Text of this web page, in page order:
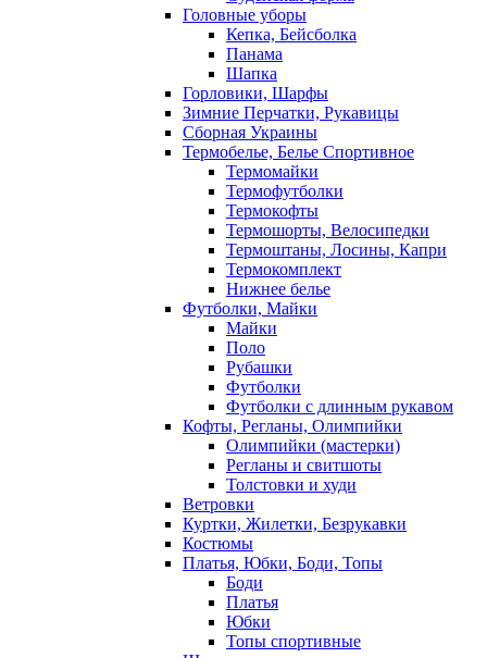
Головные уборы
Кепка, Бейсболка
Панама
Шапка
Горловики, Шарфы
Зимние Перчатки, Рукавицы
Сборная Украины
Термобелье, Белье Спортивное
Термомайки
Термофутболки
Термокофты
Термошорты, Велосипедки
Термоштаны, Лосины, Капри
Термокомплект
Нижнее белье
Футболки, Майки
Майки
Поло
Рубашки
Футболки
Футболки с длинным рукавом
Кофты, Регланы, Олимпийки
Олимпийки (мастерки)
Регланы и свитшоты
Толстовки и худи
Ветровки
Куртки, Жилетки, Безрукавки
Костюмы
Платья, Юбки, Боди, Топы
Боди
Платья
Юбки
Топы спортивные